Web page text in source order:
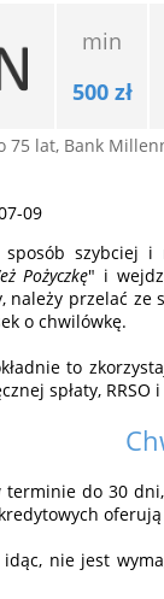
min
500 zł
75 lat, Bank
09
szybciej
Pożyczkę" i
przelać ze
o chwilówkę.
to
spłaty, RRSO
do 30
nie jest